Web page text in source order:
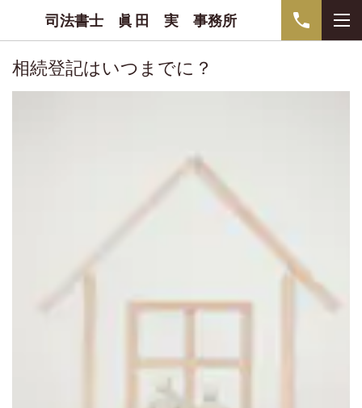
司法書士 眞 田 実 事務所
相続登記はいつまでに？